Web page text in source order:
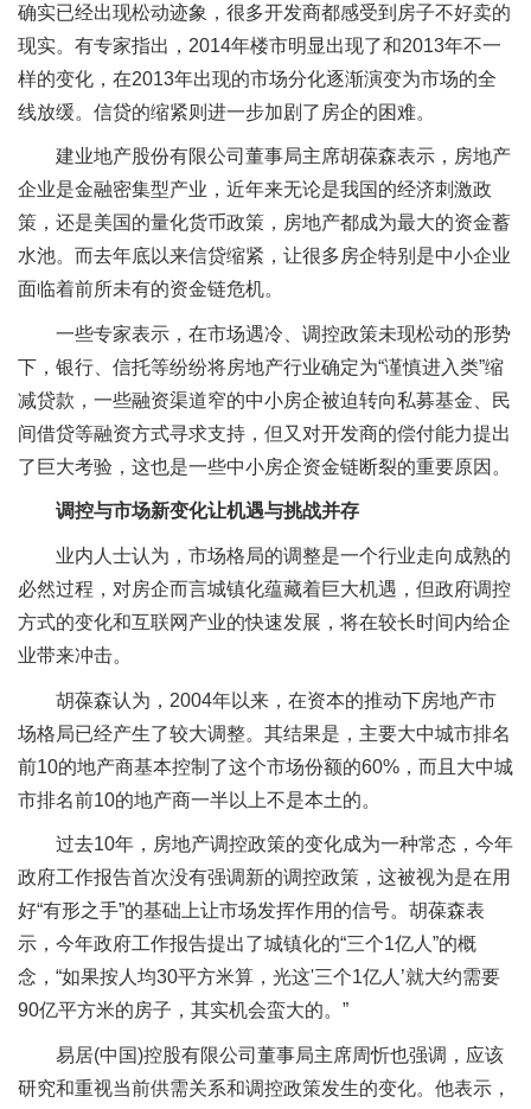
确实已经出现松动迹象，很多开发商都感受到房子不好卖的
现实。有专家指出，2014年楼市明显出现了和2013年不一
样的变化，在2013年出现的市场分化逐渐演变为市场的全
线放缓。信贷的缩紧则进一步加剧了房企的困难。
建业地产股份有限公司董事局主席胡葆森表示，房地产
企业是金融密集型产业，近年来无论是我国的经济刺激政
策，还是美国的量化货币政策，房地产都成为最大的资金蓄
水池。而去年底以来信贷缩紧，让很多房企特别是中小企业
面临着前所未有的资金链危机。
一些专家表示，在市场遇冷、调控政策未现松动的形势
下，银行、信托等纷纷将房地产行业确定为“谨慎进入类”缩
减贷款，一些融资渠道窄的中小房企被迫转向私募基金、民
间借贷等融资方式寻求支持，但又对开发商的偿付能力提出
了巨大考验，这也是一些中小房企资金链断裂的重要原因。
调控与市场新变化让机遇与挑战并存
业内人士认为，市场格局的调整是一个行业走向成熟的
必然过程，对房企而言城镇化蕴藏着巨大机遇，但政府调控
方式的变化和互联网产业的快速发展，将在较长时间内给企
业带来冲击。
胡葆森认为，2004年以来，在资本的推动下房地产市
场格局已经产生了较大调整。其结果是，主要大中城市排名
前10的地产商基本控制了这个市场份额的60%，而且大中城
市排名前10的地产商一半以上不是本土的。
过去10年，房地产调控政策的变化成为一种常态，今年
政府工作报告首次没有强调新的调控政策，这被视为是在用
好“有形之手”的基础上让市场发挥作用的信号。胡葆森表
示，今年政府工作报告提出了城镇化的“三个1亿人”的概
念，“如果按人均30平方米算，光这'三个1亿人’就大约需要
90亿平方米的房子，其实机会蛮大的。”
易居(中国)控股有限公司董事局主席周忻也强调，应该
研究和重视当前供需关系和调控政策发生的变化。他表示，